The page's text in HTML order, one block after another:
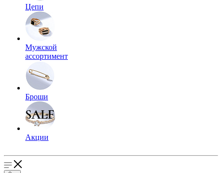
Цепи
Мужской
ассортимент
Броши
Акции